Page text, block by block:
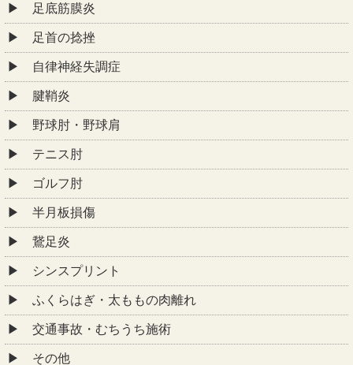
足底筋膜炎
足首の捻挫
自律神経失調症
腱鞘炎
野球肘・野球肩
テニス肘
ゴルフ肘
半月板損傷
鵞足炎
シンスプリント
ふくらはぎ・太ももの肉離れ
交通事故・むちうち施術
その他